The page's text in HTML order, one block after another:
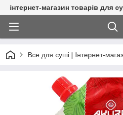
інтернет-магазин товарів для
Все для суші | Інтернет-